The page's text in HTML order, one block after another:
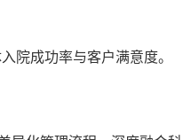
院成功率与客户满意度。